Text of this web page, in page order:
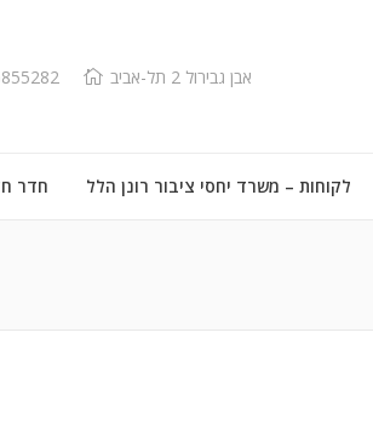
אבן גבירול 2 תל-אביב
לקוחות – משרד יחסי ציבור רונן הלל חדר